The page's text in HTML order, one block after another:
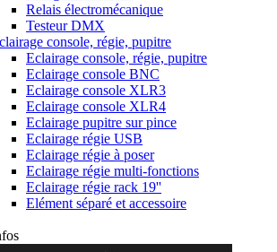
Relais électromécanique
Testeur DMX
console, régie, pupitre
Eclairage console, régie, pupitre
Eclairage console BNC
Eclairage console XLR3
Eclairage console XLR4
Eclairage pupitre sur pince
Eclairage régie USB
Eclairage régie à poser
Eclairage régie multi-fonctions
Eclairage régie rack 19''
Elément séparé et accessoire